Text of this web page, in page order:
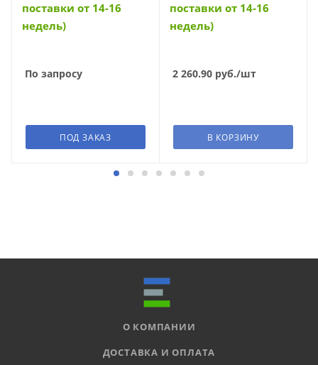
поставки от 14-16
недель)
По запросу
ПОД ЗАКАЗ
поставки от 14-16
недель)
2 260.90 руб./шт
В КОРЗИНУ
О КОМПАНИИ
ДОСТАВКА И ОПЛАТА